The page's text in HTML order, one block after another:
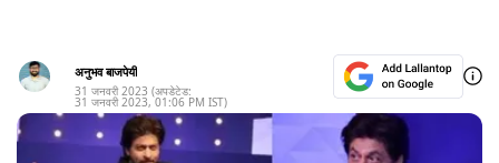
अनुभव बाजपेयी
31 जनवरी 2023 (अपडेटेड:
31 जनवरी 2023, 01:06 PM IST)